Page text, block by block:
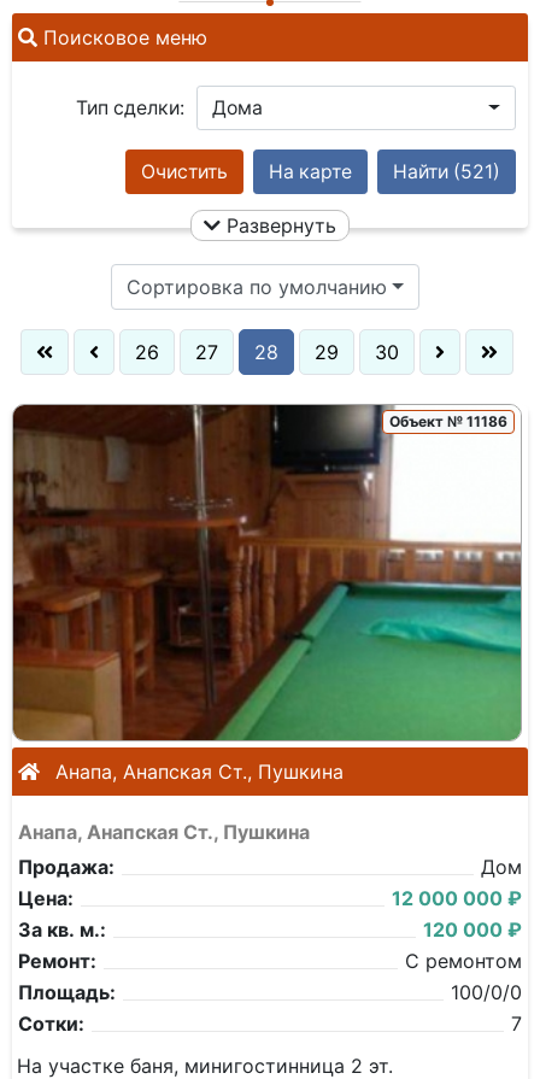
Поисковое меню
Тип сделки: Дома
Найти (521)
На карте
Очистить
Развернуть
Сортировка по умолчанию
26 27 28 29 30
Объект № 11186
Анапа, Анапская Ст., Пушкина
Анапа, Анапская Ст., Пушкина
Продажа:
Дом
Цена:
12 000 000 ₽
За кв. м.:
120 000 ₽
Ремонт:
С ремонтом
Площадь:
100/0/0
Сотки:
7
На участке баня, минигостинница 2 эт.